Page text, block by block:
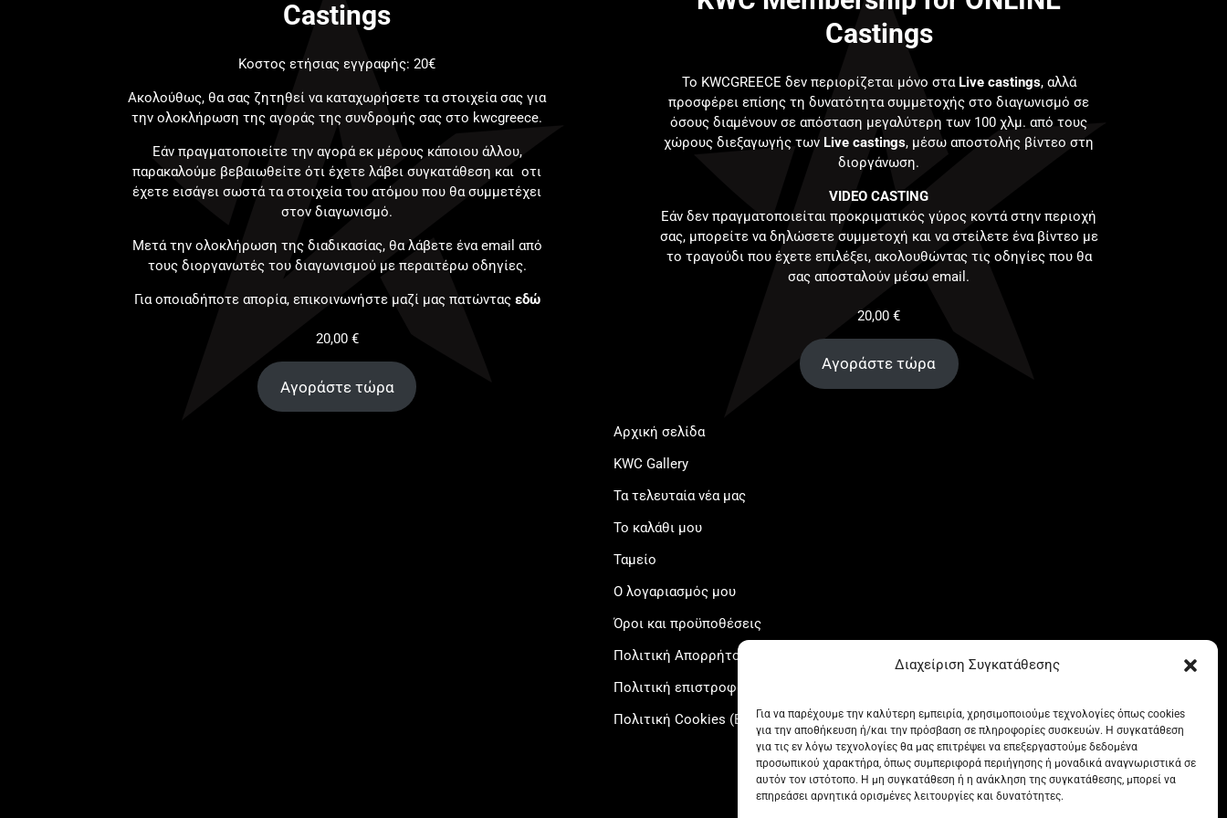
Διαχείριση Συγκατάθεσης
Για να παρέχουμε την καλύτερη εμπειρία, χρησιμοποιούμε τεχνολογίες όπως cookies
για την αποθήκευση ή/και την πρόσβαση σε πληροφορίες συσκευών. Η συγκατάθεση
για τις εν λόγω τεχνολογίες θα μας επιτρέψει να επεξεργαστούμε δεδομένα
προσωπικού χαρακτήρα, όπως συμπεριφορά περιήγησης ή μοναδικά αναγνωριστικά σε
αυτόν τον ιστότοπο. Η μη συγκατάθεση ή η ανάκληση της συγκατάθεσης, μπορεί να
επηρεάσει αρνητικά ορισμένες λειτουργίες και δυνατότητες.
Castings
Κοστος ετήσιας εγγραφής: 20€
Ακολούθως, θα σας ζητηθεί να καταχωρήσετε τα στοιχεία σας για
την ολοκλήρωση της αγοράς της συνδρομής σας στο kwcgreece.
Εάν πραγματοποιείτε την αγορά εκ μέρους κάποιου άλλου,
παρακαλούμε βεβαιωθείτε ότι έχετε λάβει συγκατάθεση και οτι
έχετε εισάγει σωστά τα στοιχεία του ατόμου που θα συμμετέχει
στον διαγωνισμό.
Μετά την ολοκλήρωση της διαδικασίας, θα λάβετε ένα email από
τους διοργανωτές του διαγωνισμού με περαιτέρω οδηγίες.
Για οποιαδήποτε απορία, επικοινωνήστε μαζί μας πατώντας εδώ
20,00 €
Αγοράστε τώρα
Castings
Το KWCGREECE δεν περιορίζεται μόνο στα Live castings, αλλά
προσφέρει επίσης τη δυνατότητα συμμετοχής στο διαγωνισμό σε
όσους διαμένουν σε απόσταση μεγαλύτερη των 100 χλμ. από τους
χώρους διεξαγωγής των Live castings, μέσω αποστολής βίντεο στη
διοργάνωση.
VIDEO CASTING
Εάν δεν πραγματοποιείται προκριματικός γύρος κοντά στην περιοχή
σας, μπορείτε να δηλώσετε συμμετοχή και να στείλετε ένα βίντεο με
το τραγούδι που έχετε επιλέξει, ακολουθώντας τις οδηγίες που θα
σας αποσταλούν μέσω email.
20,00€
Αγοράστε τώρα
Αρχική σελίδα
KWC Gallery
Τα τελευταία νέα μας
Το καλάθι μου
Ταμείο
Ο λογαριασμός μου
Όροι και προϋποθέσεις
Πολιτική Απορρήτου
Πολιτική επιστροφών
Πολιτική Cookies (ΕΕ)